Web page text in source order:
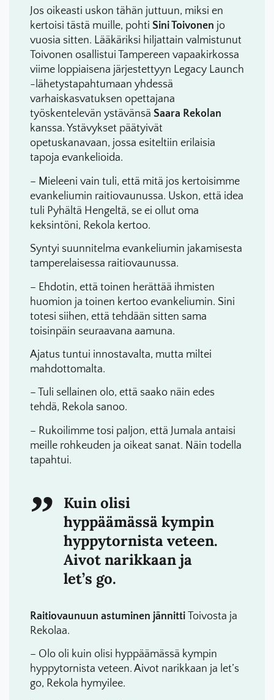
Jos oikeasti uskon tähän juttuun, miksi en
kertoisi tästä muille, pohti Sini Toivonen jo
vuosia sitten. Lääkäriksi hiljattain valmistunut
Toivonen osallistui Tampereen vapaakirkossa
viime loppiaisena järjestettyyn Legacy Launch
-lähetystapahtumaan yhdessä
varhaiskasvatuksen opettajana
työskentelevän ystävänsä Saara Rekolan
kanssa. Ystävykset päätyivät
opetuskanavaan, jossa esiteltiin erilaisia
tapoja evankelioida.
– Mieleeni vain tuli, että mitä jos kertoisimme
evankeliumin raitiovaunussa. Uskon, että idea
tuli Pyhältä Hengeltä, se ei ollut oma
keksintöni, Rekola kertoo.
Syntyi suunnitelma evankeliumin jakamisesta
tamperelaisessa raitiovaunussa.
– Ehdotin, että toinen herättää ihmisten
huomion ja toinen kertoo evankeliumin. Sini
totesi siihen, että tehdään sitten sama
toisinpäin seuraavana aamuna.
Ajatus tuntui innostavalta, mutta miltei
mahdottomalta.
– Tuli sellainen olo, että saako näin edes
tehdä, Rekola sanoo.
– Rukoilimme tosi paljon, että Jumala antaisi
meille rohkeuden ja oikeat sanat. Näin todella
tapahtui.
Kuin olisi
hyppäämässä kympin
hyppytornista veteen.
Aivot narikkaan ja
let’s go.
Raitiovaunuun astuminen jännitti Toivosta ja
Rekolaa.
– Olo oli kuin olisi hyppäämässä kympin
hyppytornista veteen. Aivot narikkaan ja let’s
go, Rekola hymyilee.